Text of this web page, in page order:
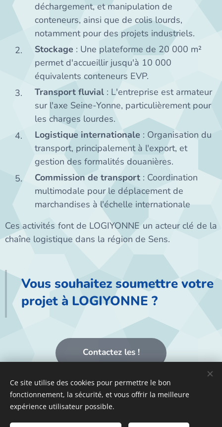
déchargement, et manipulation de
conteneurs, ainsi que de colis lourds,
notamment pour des projets industriels.
Stockage : Une plateforme de 20 000 m²
permet d'accueillir jusqu'à 10 000
équivalents conteneurs EVP.
Transport fluvial : L'entreprise est armateur
sur l'axe Seine-Yonne, particulièrement pour
les charges lourdes.
Logistique internationale : Organisation du
transport, principalement à l'export, et
gestion des formalités douanières.
Commission de transport : Coordination
multimodale pour le déplacement de
marchandises à l'échelle internationale​
Ces activités font de LOGIYONNE un acteur clé de la
chaîne logistique dans la région de Sens.
Vous souhaitez soumettre votre
projet à LOGIYONNE ?
Contactez les !
Communauté d'Agglomération du Grand Sénonais - 21 boulevard
du 14 juillet, CS 80552, 89105 Sens Cedex
Ce site utilise des cookies pour permettre le bon
fonctionnement, la sécurité, et vous offrir la meilleure
expérience utilisateur possible.